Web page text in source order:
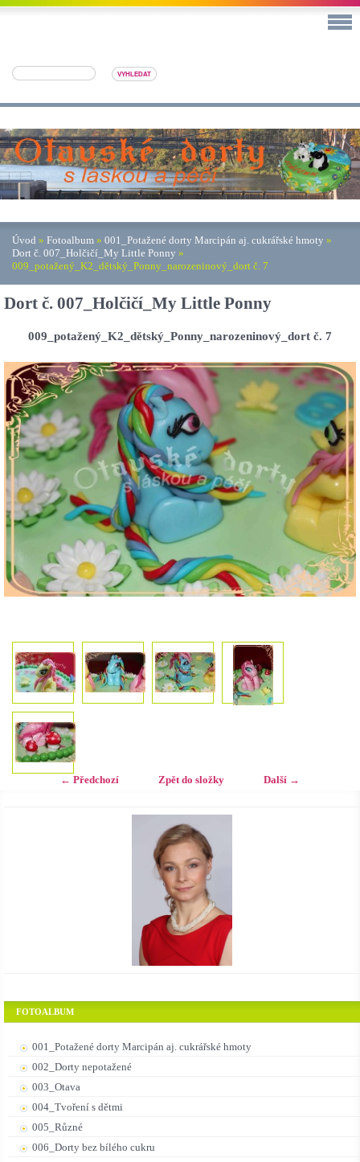
Úvod » Fotoalbum » 001_Potažené dorty Marcipán aj. cukrářské hmoty »
Dort č. 007_Holčičí_My Little Ponny »
009_potažený_K2_dětský_Ponny_narozeninový_dort č. 7
Dort č. 007_Holčičí_My Little Ponny
009_potažený_K2_dětský_Ponny_narozeninový_dort č. 7
← Předchozí Další →
Zpět do složky
FOTOALBUM
001_Potažené dorty Marcipán aj. cukrářské hmoty
002_Dorty nepotažené
003_Otava
004_Tvoření s dětmi
005_Různé
006_Dorty bez bílého cukru